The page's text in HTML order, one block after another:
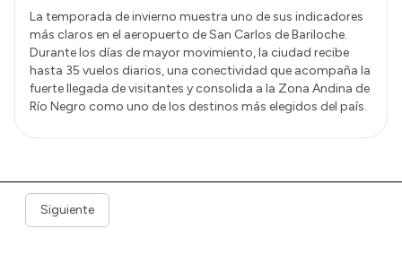
La temporada de invierno muestra uno de sus indicadores
más claros en el aeropuerto de San Carlos de Bariloche.
Durante los días de mayor movimiento, la ciudad recibe
hasta 35 vuelos diarios, una conectividad que acompaña la
fuerte llegada de visitantes y consolida a la Zona Andina de
Río Negro como uno de los destinos más elegidos del país.
Siguiente